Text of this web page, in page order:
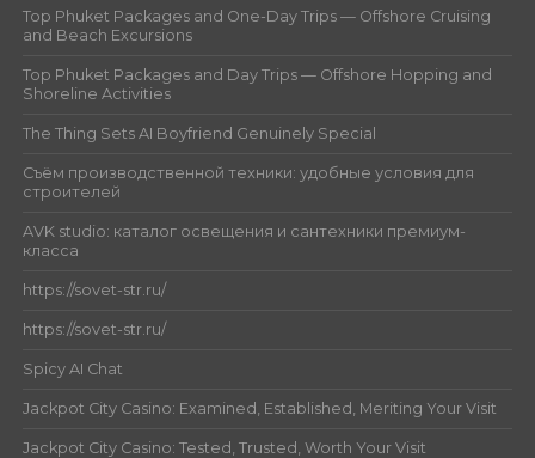
Top Phuket Packages and One-Day Trips — Offshore Cruising
and Beach Excursions
Top Phuket Packages and Day Trips — Offshore Hopping and
Shoreline Activities
The Thing Sets AI Boyfriend Genuinely Special
Съём производственной техники: удобные условия для
строителей
AVK studio: каталог освещения и сантехники премиум-
класса
https://sovet-str.ru/
https://sovet-str.ru/
Spicy AI Chat
Jackpot City Casino: Examined, Established, Meriting Your Visit
Jackpot City Casino: Tested, Trusted, Worth Your Visit